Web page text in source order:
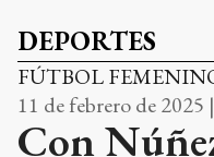
DEPORTES
FÚTBOL
11 de febrero de 2025
Con